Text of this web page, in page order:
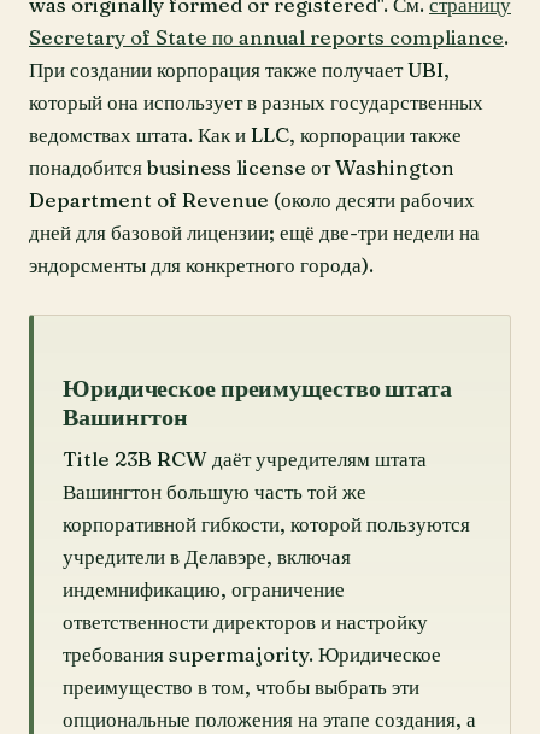
Secretary of State по annual reports compliance.
При создании корпорация также получает UBI,
который она использует в разных государственных
ведомствах штата. Как и LLC, корпорации также
понадобится business license от Washington
Department of Revenue (около десяти рабочих
дней для базовой лицензии; ещё две-три недели на
эндорсменты для конкретного города).
Юридическое преимущество штата
Вашингтон
Title 23B RCW даёт учредителям штата
Вашингтон большую часть той же
корпоративной гибкости, которой пользуются
учредители в Делавэре, включая
индемнификацию, ограничение
ответственности директоров и настройку
требования supermajority. Юридическое
преимущество в том, чтобы выбрать эти
опциональные положения на этапе создания, а